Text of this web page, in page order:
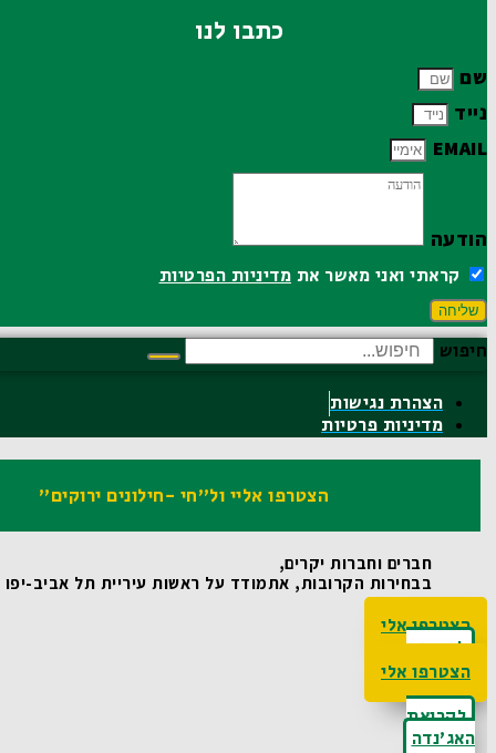
כתבו לנו
שם
נייד
EMAIL
הודעה
קראתי ואני מאשר אתמדיניות הפרטיות
שליחה
חיפוש
הצהרת נגישות
מדיניות פרטיות
הצטרפו אליי ול"חי -חילונים ירוקים"
חברים וחברות יקרים,
בבחירות הקרובות, אתמודד על ראשות עיריית תל אביב-יפו
הצטרפו אלי
לקריאת
האג'נדה
הצטרפו אלי
לקריאת
האג'נדה